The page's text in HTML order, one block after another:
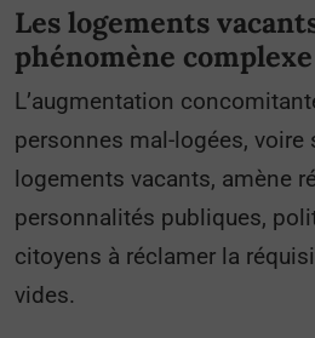
Les logements
phénomène complexe
L’augmentation
personnes mal-logées,
logements vacants, amène
personnalités publiques,
citoyens à réclamer la
vides.